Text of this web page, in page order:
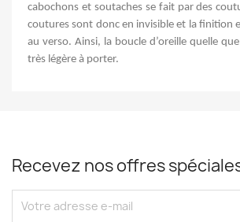
cabochons et soutaches se fait par des
coutures sont donc en invisible et la finition
au verso. Ainsi, la boucle d’oreille quelle
très légère à porter.
Recevez nos offres